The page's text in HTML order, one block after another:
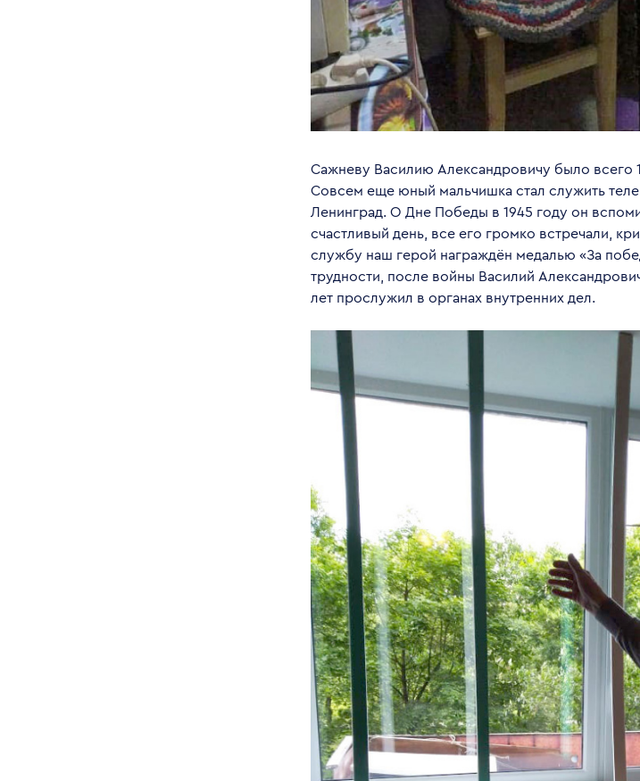
Сажневу Василию Александровичу было всего
Совсем еще юный мальчишка стал служить
Ленинград. О Дне Победы в 1945 году он
счастливый день, все его громко встречали,
службу наш герой награждён медалью «За
трудности, после войны Василий
лет прослужил в органах внутренних дел.